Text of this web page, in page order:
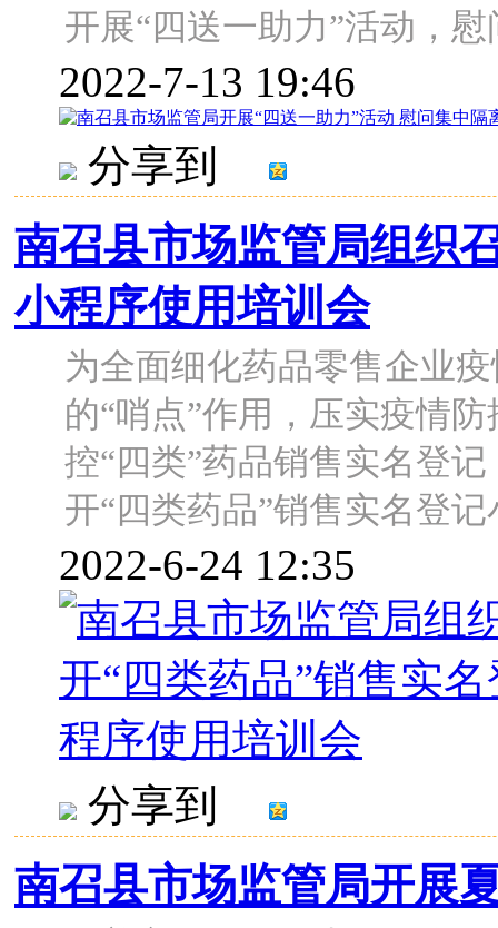
开展“四送一助力”活动，
2022-7-13 19:46
分享到
南召县市场监管局组织
小程序使用培训会
为全面细化药品零售企业
的“哨点”作用，压实疫情
控“四类”药品销售实名登
开“四类药品”销售实名登
2022-6-24 12:35
分享到
南召县市场监管局开展